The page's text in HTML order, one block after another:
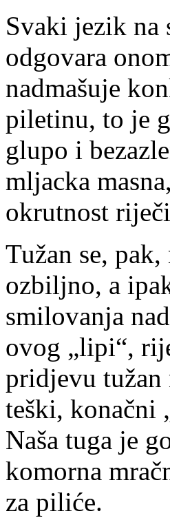
Svaki jezik na
odgovara
nadmašuje
piletinu, to je
glupo i
mljacka
okrutnost
Tužan se,
ozbiljno, a
smilovanja
ovog „lipi“,
pridjevu tužan
teški, konačni
Naša tuga je
komorna
za piliće.